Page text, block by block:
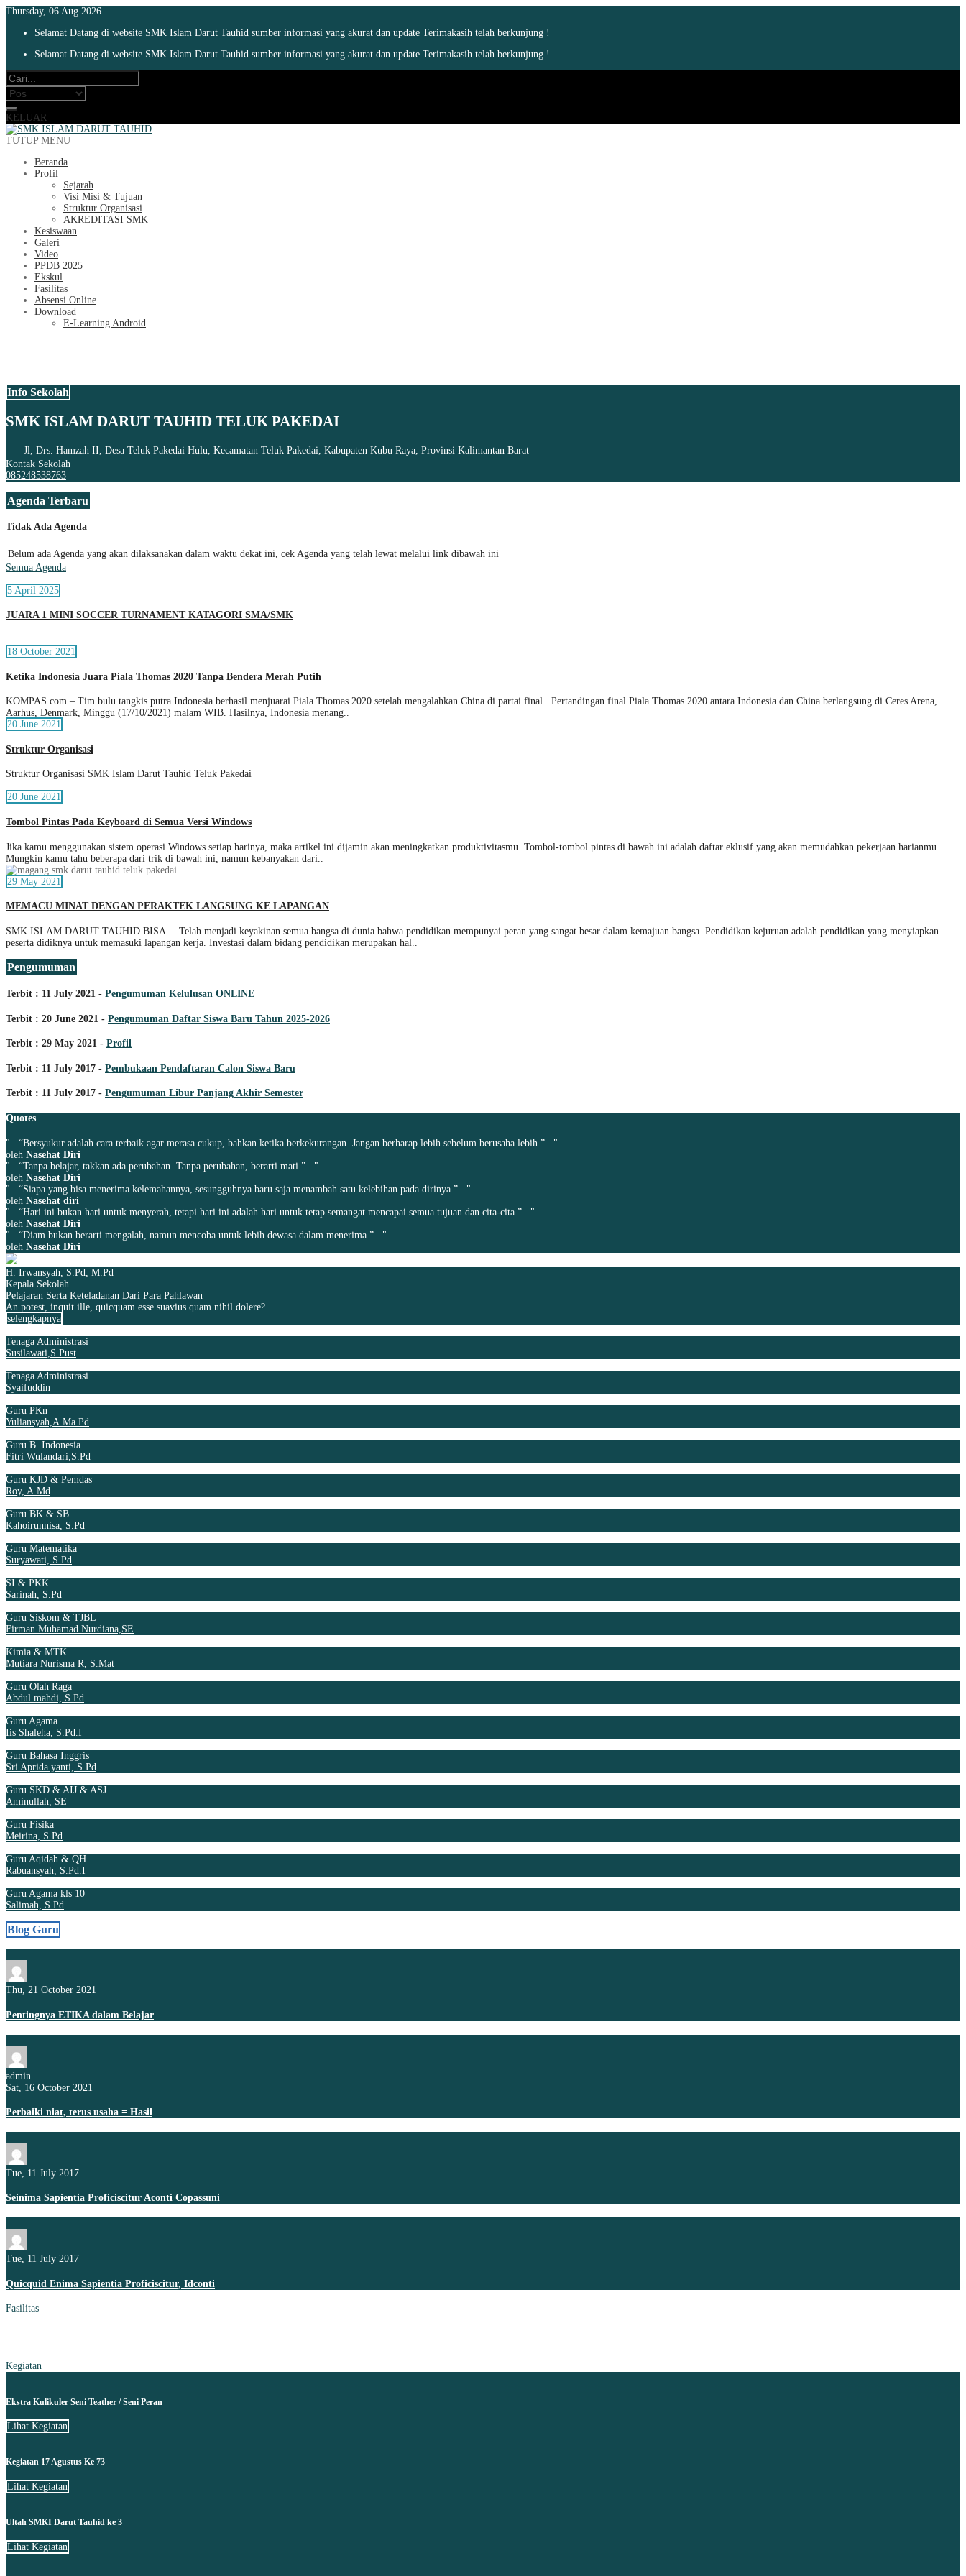
Thursday, 06 Aug 2026
Selamat Datang di website SMK Islam Darut Tauhid sumber informasi yang akurat dan update Terimakasih telah berkunjung !
Selamat Datang di website SMK Islam Darut Tauhid sumber informasi yang akurat dan update Terimakasih telah berkunjung !
KELUAR
TUTUP MENU
Beranda
Profil
Sejarah
Visi Misi & Tujuan
Struktur Organisasi
AKREDITASI SMK
Kesiswaan
Galeri
Video
PPDB 2025
Ekskul
Fasilitas
Absensi Online
Download
E-Learning Android
Info Sekolah
SMK ISLAM DARUT TAUHID TELUK PAKEDAI
Jl, Drs. Hamzah II, Desa Teluk Pakedai Hulu, Kecamatan Teluk Pakedai, Kabupaten Kubu Raya, Provinsi Kalimantan Barat
Kontak Sekolah
085248538763
Agenda Terbaru
Tidak Ada Agenda
Belum ada Agenda yang akan dilaksanakan dalam waktu dekat ini, cek Agenda yang telah lewat melalui link dibawah ini
Semua Agenda
5 April 2025
JUARA 1 MINI SOCCER TURNAMENT KATAGORI SMA/SMK
18 October 2021
Ketika Indonesia Juara Piala Thomas 2020 Tanpa Bendera Merah Putih
KOMPAS.com – Tim bulu tangkis putra Indonesia berhasil menjuarai Piala Thomas 2020 setelah mengalahkan China di partai final. Pertandingan final Piala Thomas 2020 antara Indonesia dan China berlangsung di Ceres Arena,
Aarhus, Denmark, Minggu (17/10/2021) malam WIB. Hasilnya, Indonesia menang..
20 June 2021
Struktur Organisasi
Struktur Organisasi SMK Islam Darut Tauhid Teluk Pakedai
20 June 2021
Tombol Pintas Pada Keyboard di Semua Versi Windows
Jika kamu menggunakan sistem operasi Windows setiap harinya, maka artikel ini dijamin akan meningkatkan produktivitasmu. Tombol-tombol pintas di bawah ini adalah daftar eklusif yang akan memudahkan pekerjaan harianmu.
Mungkin kamu tahu beberapa dari trik di bawah ini, namun kebanyakan dari..
29 May 2021
MEMACU MINAT DENGAN PERAKTEK LANGSUNG KE LAPANGAN
SMK ISLAM DARUT TAUHID BISA… Telah menjadi keyakinan semua bangsa di dunia bahwa pendidikan mempunyai peran yang sangat besar dalam kemajuan bangsa. Pendidikan kejuruan adalah pendidikan yang menyiapkan
peserta didiknya untuk memasuki lapangan kerja. Investasi dalam bidang pendidikan merupakan hal..
Pengumuman
Terbit : 11 July 2021 - Pengumuman Kelulusan ONLINE
Terbit : 20 June 2021 - Pengumuman Daftar Siswa Baru Tahun 2025-2026
Terbit : 29 May 2021 - Profil
Terbit : 11 July 2017 - Pembukaan Pendaftaran Calon Siswa Baru
Terbit : 11 July 2017 - Pengumuman Libur Panjang Akhir Semester
Quotes
"...“Bersyukur adalah cara terbaik agar merasa cukup, bahkan ketika berkekurangan. Jangan berharap lebih sebelum berusaha lebih.”..."
oleh Nasehat Diri
"...“Tanpa belajar, takkan ada perubahan. Tanpa perubahan, berarti mati.”..."
oleh Nasehat Diri
"...“Siapa yang bisa menerima kelemahannya, sesungguhnya baru saja menambah satu kelebihan pada dirinya.”..."
oleh Nasehat diri
"...“Hari ini bukan hari untuk menyerah, tetapi hari ini adalah hari untuk tetap semangat mencapai semua tujuan dan cita-cita.”..."
oleh Nasehat Diri
"...“Diam bukan berarti mengalah, namun mencoba untuk lebih dewasa dalam menerima.”..."
oleh Nasehat Diri
H. Irwansyah, S.Pd, M.Pd
Kepala Sekolah
Pelajaran Serta Keteladanan Dari Para Pahlawan
An potest, inquit ille, quicquam esse suavius quam nihil dolere?..
selengkapnya
Tenaga Administrasi
Susilawati,S.Pust
Tenaga Administrasi
Syaifuddin
Guru PKn
Yuliansyah,A.Ma.Pd
Guru B. Indonesia
Fitri Wulandari,S.Pd
Guru KJD & Pemdas
Roy, A.Md
Guru BK & SB
Kahoirunnisa, S.Pd
Guru Matematika
Suryawati, S.Pd
SI & PKK
Sarinah, S.Pd
Guru Siskom & TJBL
Firman Muhamad Nurdiana,SE
Kimia & MTK
Mutiara Nurisma R, S.Mat
Guru Olah Raga
Abdul mahdi, S.Pd
Guru Agama
Iis Shaleha, S.Pd.I
Guru Bahasa Inggris
Sri Aprida yanti, S.Pd
Guru SKD & AIJ & ASJ
Aminullah, SE
Guru Fisika
Meirina, S.Pd
Guru Aqidah & QH
Rabuansyah, S.Pd.I
Guru Agama kls 10
Salimah, S.Pd
Blog Guru
Thu, 21 October 2021
Pentingnya ETIKA dalam Belajar
admin
Sat, 16 October 2021
Perbaiki niat, terus usaha = Hasil
Tue, 11 July 2017
Seinima Sapientia Proficiscitur Aconti Copassuni
Tue, 11 July 2017
Quicquid Enima Sapientia Proficiscitur, Idconti
Fasilitas
Kegiatan
Ekstra Kulikuler Seni Teather / Seni Peran
Lihat Kegiatan
Kegiatan 17 Agustus Ke 73
Lihat Kegiatan
Ultah SMKI Darut Tauhid ke 3
Lihat Kegiatan